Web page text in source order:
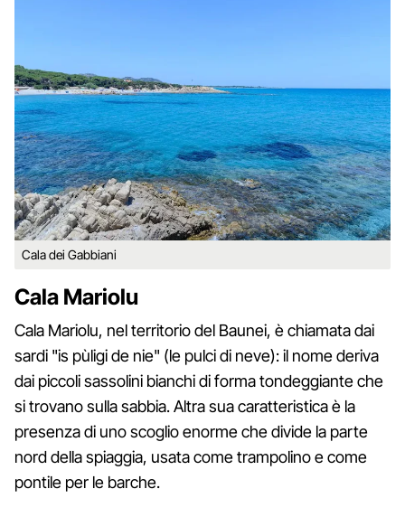
Cala dei Gabbiani
Cala Mariolu
Cala Mariolu, nel territorio del Baunei, è chiamata dai
sardi "is pùligi de nie" (le pulci di neve): il nome deriva
dai piccoli sassolini bianchi di forma tondeggiante che
si trovano sulla sabbia. Altra sua caratteristica è la
presenza di uno scoglio enorme che divide la parte
nord della spiaggia, usata come trampolino e come
pontile per le barche.